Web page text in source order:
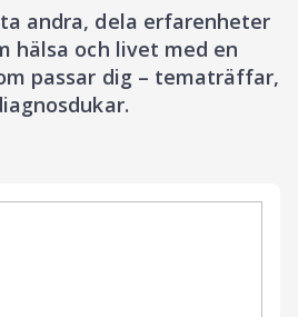
andra, dela erfarenheter
hälsa och livet med en
passar dig – tematräffar,